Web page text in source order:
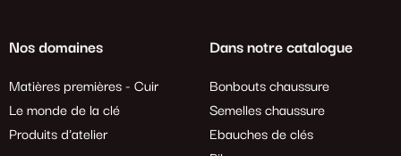
Nos domaines
Matières premières - Cuir
Le monde de la clé
Produits d'atelier
Dans notre catalogue
Bonbouts chaussure
Semelles chaussure
Ebauches de clés